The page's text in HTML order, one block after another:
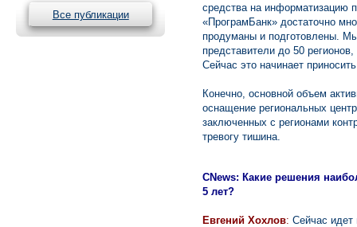
Все публикации
средства на информатизацию
«ПрограмБанк» достаточно
продуманы и подготовлены.
представители до 50
Сейчас это начинает
Конечно, основной объем
оснащение региональных
заключенных с регионами
тревогу тишина.
CNews: Какие решения
5 лет?
Евгений Хохлов: Сейчас идет